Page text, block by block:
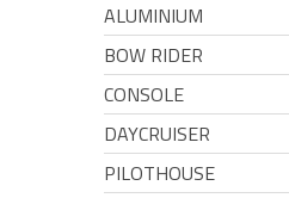
ALUMINIUM
BOW RIDER
CONSOLE
DAYCRUISER
PILOTHOUSE